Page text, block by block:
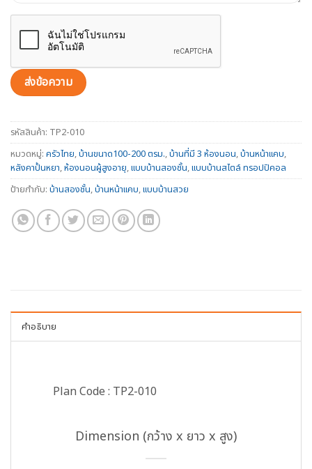
รหัสสินค้า: TP2-010
หมวดหมู่: ครัวไทย,บ้านขนาด100-200 ตรม.,บ้านที่มี 3 ห้องนอน,บ้านหน้าแคบ,
หลังคาปั้นหยา,ห้องนอนผู้สูงอายุ,แบบบ้านสองชั้น,แบบบ้านสไตล์ ทรอปปิคอล
ป้ายกำกับ: บ้านสองชั้น,บ้านหน้าแคบ,แบบบ้านสวย
คำอธิบาย
Plan Code : TP2-010
Dimension (กว้าง x ยาว x สูง)